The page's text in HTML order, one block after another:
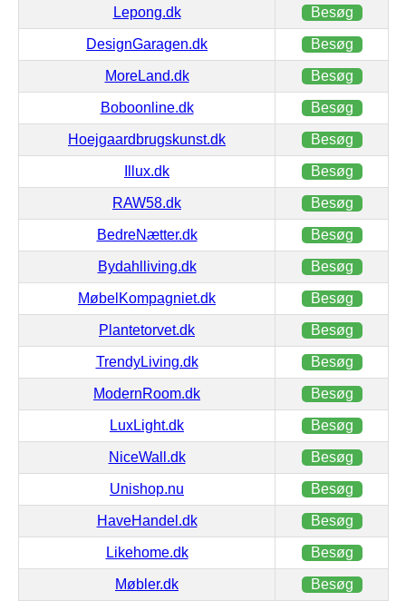
Lepong.dk Besøg
DesignGaragen.dk Besøg
MoreLand.dk Besøg
Boboonline.dk Besøg
Hoejgaardbrugskunst.dk Besøg
Illux.dk Besøg
RAW58.dk Besøg
BedreNætter.dk Besøg
Bydahlliving.dk Besøg
MøbelKompagniet.dk Besøg
Plantetorvet.dk Besøg
TrendyLiving.dk Besøg
ModernRoom.dk Besøg
LuxLight.dk Besøg
NiceWall.dk Besøg
Unishop.nu Besøg
HaveHandel.dk Besøg
Likehome.dk Besøg
Møbler.dk Besøg